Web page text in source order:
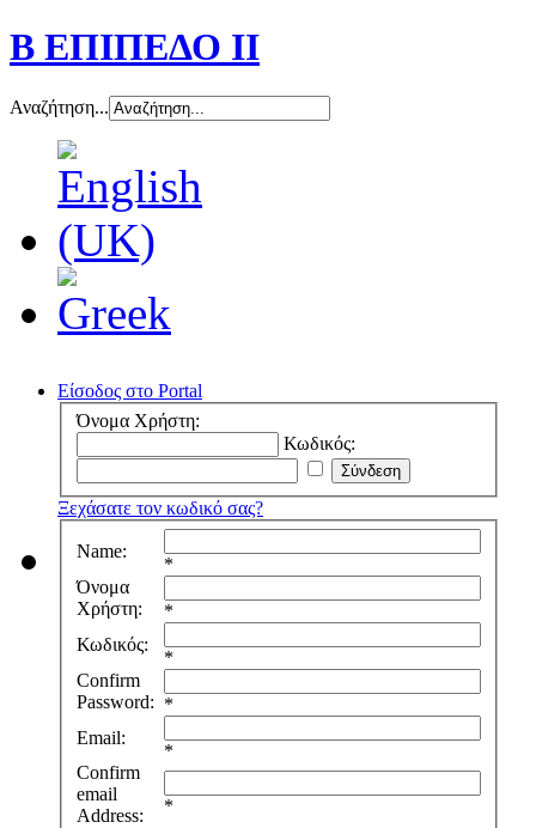
Β ΕΠΙΠΕΔΟ ΙΙ
Αναζήτηση...
Είσοδος στο Portal
Όνομα Χρήστη:
Κωδικός:
Ξεχάσατε τον κωδικό σας?
Name:
*
Όνομα
Χρήστη:
*
Κωδικός:
*
Confirm
Password: *
Email:
*
Confirm
email
Address:
*